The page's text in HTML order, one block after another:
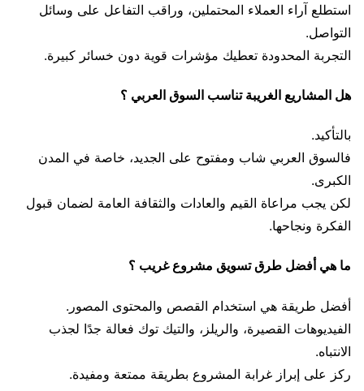
استطلع آراء العملاء المحتملين، وراقب التفاعل على وسائل
التواصل.
التجربة المحدودة تعطيك مؤشرات قوية دون خسائر كبيرة.
هل المشاريع الغريبة تناسب السوق العربي ؟
بالتأكيد.
فالسوق العربي شاب ومفتوح على الجديد، خاصة في المدن
الكبرى.
لكن يجب مراعاة القيم والعادات والثقافة العامة لضمان قبول
الفكرة ونجاحها.
ما هي أفضل طرق تسويق مشروع غريب ؟
أفضل طريقة هي استخدام القصص والمحتوى المصور.
الفيديوهات القصيرة، والريلز، والتيك توك فعالة جدًا لجذب
الانتباه.
ركز على إبراز غرابة المشروع بطريقة ممتعة ومفيدة.